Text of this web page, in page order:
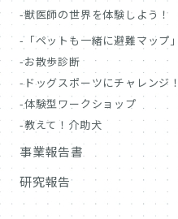
獣医師の世界を体験しよう！
「ペットも一緒に避難マップ
お散歩診断
ドッグスポーツにチャレンジ
体験型ワークショップ
教えて！介助犬
事業報告書
研究報告